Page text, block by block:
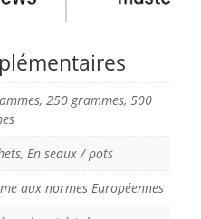
250 grammes, 500
En seaux / pots
aux normes Européennes